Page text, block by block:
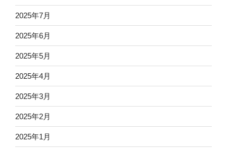
2025年7月
2025年6月
2025年5月
2025年4月
2025年3月
2025年2月
2025年1月